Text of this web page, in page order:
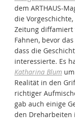
dem ARTHAUS-
die
Zeitung diffamiert
Fahnen, bevor
dass die
interessierte. Es
Katharina Blum
Realität in den
richtiger
gab auch einige
den Dreharbeiten